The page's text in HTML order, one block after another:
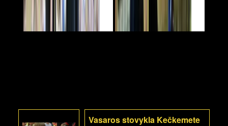
Vasaros stovykla Kečkemete